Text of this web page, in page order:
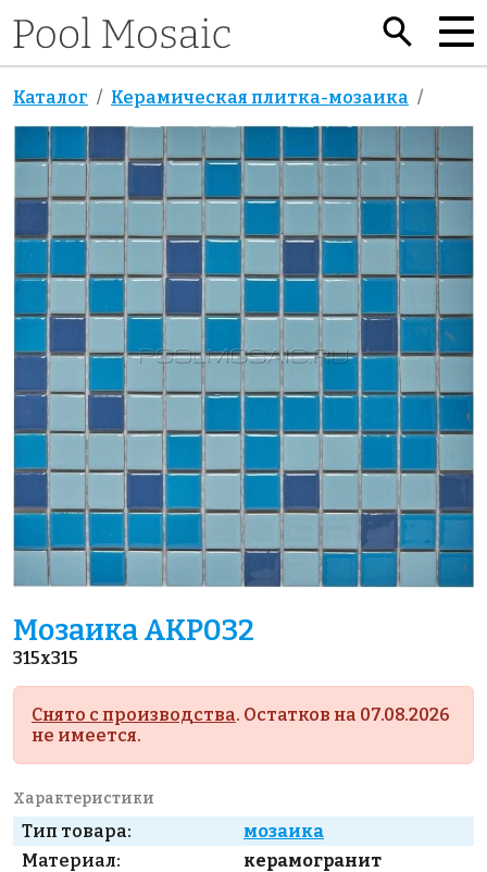
Каталог Керамическая плитка-мозаика
Мозаика AKP032
315x315
Снято с производства. Остатков на 07.08.2026
не имеется.
Характеристики
Тип товара:
мозаика
Материал:
керамогранит